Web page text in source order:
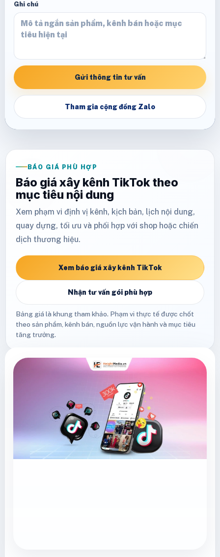
Ghi chú
Gửi thông tin tư vấn
Tham gia cộng đồng Zalo
BÁO GIÁ PHÙ HỢP
Báo giá xây kênh TikTok theo
mục tiêu nội dung
Xem phạm vi định vị kênh, kịch bản, lịch nội dung,
quay dựng, tối ưu và phối hợp với shop hoặc chiến
dịch thương hiệu.
Xem báo giá xây kênh TikTok
Nhận tư vấn gói phù hợp
Bảng giá là khung tham khảo. Phạm vi thực tế được chốt
theo sản phẩm, kênh bán, nguồn lực vận hành và mục tiêu
tăng trưởng.